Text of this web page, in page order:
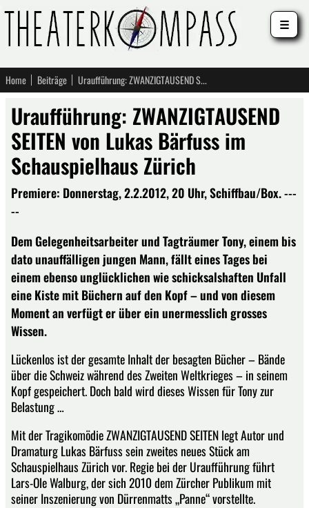
Home Beiträge Uraufführung: ZWANZIGTAUSEND SEITEN von Lukas Bärfuss im Schauspielhaus Zürich
Uraufführung: ZWANZIGTAUSEND
SEITEN von Lukas Bärfuss im
Schauspielhaus Zürich
Premiere: Donnerstag, 2.2.2012, 20 Uhr, Schiffbau/Box. ---
--
Dem Gelegenheitsarbeiter und Tagträumer Tony, einem bis
dato unauffälligen jungen Mann, fällt eines Tages bei
einem ebenso unglücklichen wie schicksalshaften Unfall
eine Kiste mit Büchern auf den Kopf – und von diesem
Moment an verfügt er über ein unermesslich grosses
Wissen.
Lückenlos ist der gesamte Inhalt der besagten Bücher – Bände
über die Schweiz während des Zweiten Weltkrieges – in seinem
Kopf gespeichert. Doch bald wird dieses Wissen für Tony zur
Belastung …
Mit der Tragikomödie ZWANZIGTAUSEND SEITEN legt Autor und
Dramaturg Lukas Bärfuss sein zweites neues Stück am
Schauspielhaus Zürich vor. Regie bei der Uraufführung führt
Lars-Ole Walburg, der sich 2010 dem Zürcher Publikum mit
seiner Inszenierung von Dürrenmatts „Panne“ vorstellte.
☰